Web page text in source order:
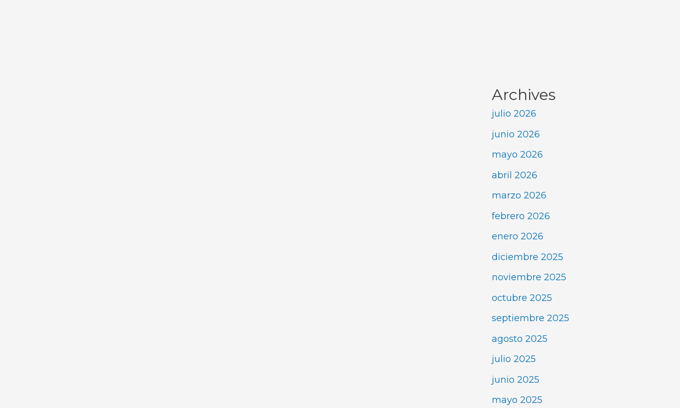
Archives
julio 2026
junio 2026
mayo 2026
abril 2026
marzo 2026
febrero 2026
enero 2026
diciembre 2025
noviembre 2025
octubre 2025
septiembre 2025
agosto 2025
julio 2025
junio 2025
mayo 2025